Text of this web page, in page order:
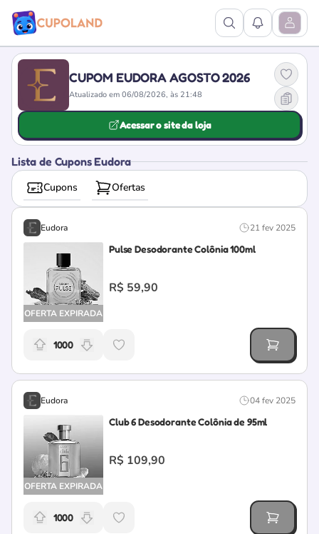
Ver Pesquisa
Ver Abrir
CUPOM EUDORA AGOSTO 2026
Atualizado em 06/08/2026, às 21:48
Acessar o site da loja
Lista de Cupons Eudora
Cupons Ofertas
21 fev 2025
Eudora
OFERTA EXPIRADA
Pulse Desodorante Colônia 100ml
R$ 59,90
Relevância da oferta: 1000 pontos
1000
04 fev 2025
Eudora
OFERTA EXPIRADA
Club 6 Desodorante Colônia de 95ml
R$ 109,90
Relevância da oferta: 1000 pontos
1000